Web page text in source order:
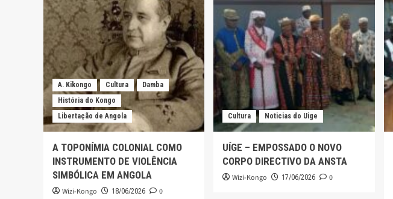
A. Kikongo Cultura
Damba
História do Kongo
Libertação de Angola
A TOPONÍMIA COLONIAL COMO
INSTRUMENTO DE VIOLÊNCIA
SIMBÓLICA EM ANGOLA
Wizi-Kongo 18/06/2026 0
Cultura Noticias do Uige
UÍGE – EMPOSSADO O NOVO
CORPO DIRECTIVO DA ANSTA
Wizi-Kongo 17/06/2026 0